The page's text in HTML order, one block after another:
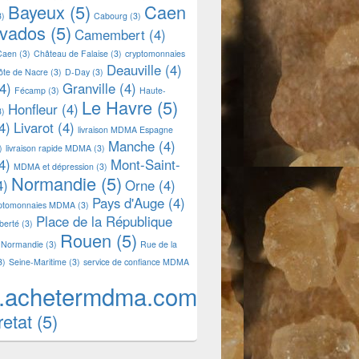
Bayeux (5) Cabourg (3) Caen
(5) Camembert (4)
(3) Château de Falaise (3) cryptomonnaies
de Nacre(3) D-Day (3) Deauville (4)
Fécamp (3) Granville (4) Haute-
Honfleur (4) Le Havre (5)
Livarot (4) livraison MDMA Espagne
livraison rapide MDMA (3) Manche (4)
MDMA et dépression (3) Mont-Saint-
Normandie (5) Orne (4)
MDMA (3) Pays d'Auge (4)
(3) Place de la République
(3) Rouen (5) Rue de la
Seine-Maritime (3) service de confiance MDMA
(5)